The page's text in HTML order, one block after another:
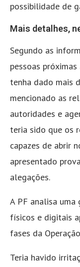
possibilidade de
Mais detalhes,
Segundo as
pessoas
tenha dado mais
mencionado as
autoridades e
teria sido que os
capazes de abrir
apresentado
alegações.
A PF analisa
físicos e digitais
fases da
Teria havido